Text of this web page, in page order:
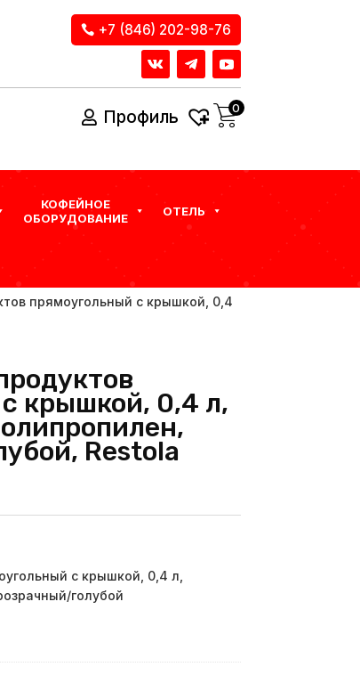
+7 (846) 202-98-76
Профиль 0
КОФЕЙНОЕ
ОБОРУДОВАНИЕ
ОТЕЛЬ
прямоугольный с крышкой, 0,4
крышкой, 0,4 л,
Restola
с крышкой, 0,4 л,
голубой